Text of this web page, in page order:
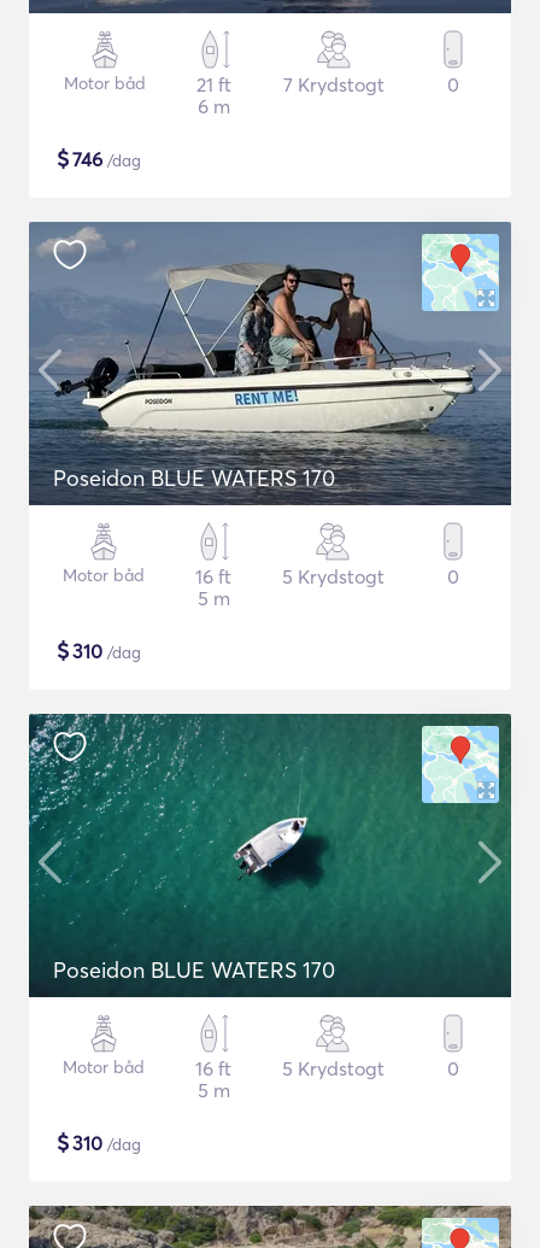
Motor båd
21 ft
6 m
7 Krydstogt 0
$746 /dag
Poseidon BLUE WATERS 170
Motor båd
16 ft
5 m
5 Krydstogt 0
$310 /dag
Poseidon BLUE WATERS 170
Motor båd
16 ft
5 m
5 Krydstogt 0
$310 /dag